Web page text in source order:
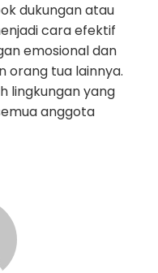
dukungan atau
cara efektif
emosional dan
orang tua lainnya.
lingkungan yang
anggota